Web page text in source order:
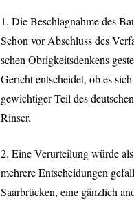
1. Die Beschlagnahme des
Schon vor Abschluss des
schen Obrigkeitsdenkens
Gericht entscheidet, ob es
gewichtiger Teil des
Rinser.
2. Eine Verurteilung würde
mehrere Entscheidungen
Saarbrücken, eine gänzlich